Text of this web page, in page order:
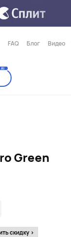
FAQ Блог Видео
AI
Green
скидку >